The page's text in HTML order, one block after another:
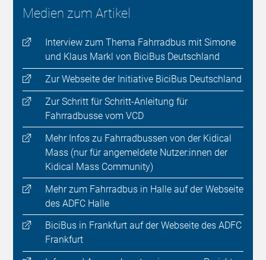
Medien zum Artikel
Interview zum Thema Fahrradbus mit Simone
und Klaus Markl von BiciBus Deutschland
Zur Webseite der Initiative BiciBus Deutschland
Zur Schritt für Schritt-Anleitung für
Fahrradbusse vom VCD
Mehr Infos zu Fahrradbussen von der Kidical
Mass (nur für angemeldete Nutzer:innen der
Kidical Mass Community)
Mehr zum Fahrradbus in Halle auf der Webseite
des ADFC Halle
BiciBus in Frankfurt auf der Webseite des ADFC
Frankfurt